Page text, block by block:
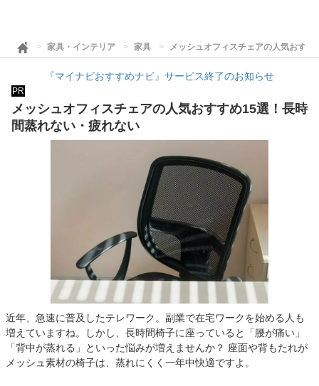
家具・インテリア 家具 メッシュオフィスチェアの人気おす
『マイナビおすすめナビ』サービス終了のお知らせ
PR
メッシュオフィスチェアの人気おすすめ15選！長時
間蒸れない・疲れない
近年、急速に普及したテレワーク。副業で在宅ワークを始める人も
増えていますね。しかし、長時間椅子に座っていると「腰が痛い」
「背中が蒸れる」といった悩みが増えませんか？ 座面や背もたれが
メッシュ素材の椅子は、蒸れにくく一年中快適ですよ。